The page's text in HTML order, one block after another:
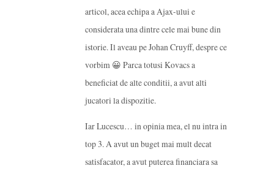
articol, acea echipa a Ajax-ului e
considerata una dintre cele mai bune din
istorie. Il aveau pe Johan Cruyff, despre ce
vorbim 😀 Parca totusi Kovacs a
beneficiat de alte conditii, a avut alti
jucatori la dispozitie.
Iar Lucescu… in opinia mea, el nu intra in
top 3. A avut un buget mai mult decat
satisfacator, a avut puterea financiara sa